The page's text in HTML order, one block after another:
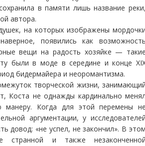
в памяти лишь название
автора.
на которых изображены
появились как
вещи на радость хозяйке —
были в моде в середине и конце
бидермайера и неоромантизма.
творческой жизни,
Коста не однажды кардинально
манеру. Когда для этой перемены
аргументации, у
довод: «не успел, не закончил». В
странной и также